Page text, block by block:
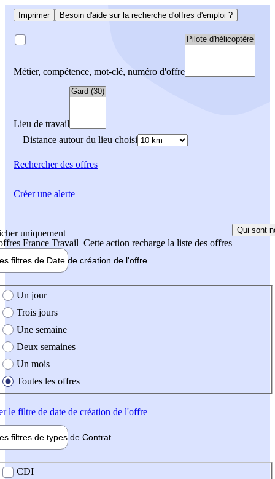
Imprimer Besoin d'aide sur la recherche d'offres d'emploi ?
Métier, compétence, mot-clé, numéro d'offre
Lieu de travail
Distance autour du lieu choisi
Rechercherdes offres
uniquement
France Travail Cette action recharge la liste des offres
Qui sont
filtres de Date de création de l'offre
création de l'offre
Un jour
Trois jours
Une semaine
Deux semaines
Un mois
Toutes les offres
le filtre de date de création de l'offre
filtres de types de Contrat
contrat
CDI
Créer une alerte